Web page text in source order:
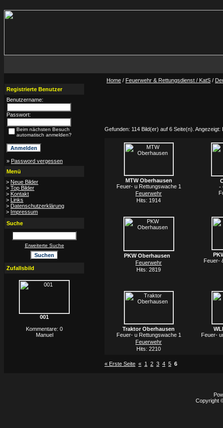
Registrierte Benutzer
Benutzername:
Passwort:
Beim nächsten Besuch
automatisch anmelden?
» Password vergessen
Menü
> Neue Bilder
> Top Bilder
> Kontakt
> Links
> Datenschutzerklärung
> Impressum
Suche
Erweiterte Suche
Zufallsbild
001
Kommentare: 0
Manuel
Home / Feuerwehr & Rettungsdienst / KatS /
Gefunden: 114 Bild(er) auf 6 Seite(n). Angezeigt:
MTW Oberhausen
Feuer- u Rettungswache 1
Feuerwehr
Hits: 1914
-
PKW Oberhausen
Feuerwehr
Hits: 2819
Feuer-
Traktor Oberhausen
Feuer- u Rettungswache 1
Feuerwehr
Hits: 2210
Feuer-
« Erste Seite « 1 2 3 4 5 6
Copyright